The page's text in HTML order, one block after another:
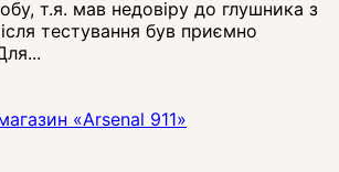
т.я. мав недовіру до глушника з
тестування був приємно